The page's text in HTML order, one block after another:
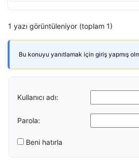
1 yazı görüntüleniyor (toplam 1)
Bu konuyu yanıtlamak için giriş yapmış
Kullanıcı adı:
Parola:
Beni hatırla